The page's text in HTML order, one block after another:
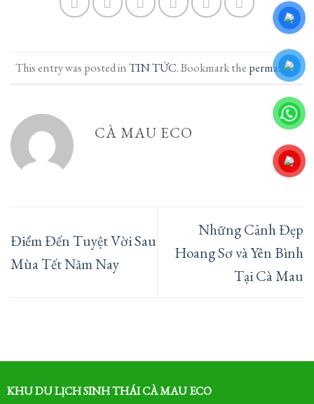
This entry was posted inTIN TỨC. Bookmark the permalink
CÀ MAU ECO
Điểm Đến Tuyệt Vời Sau
Mùa Tết Năm Nay
Những Cảnh Đẹp
Hoang Sơ và Yên Bình
Tại Cà Mau
KHU DU LỊCH SINH THÁI CÀ MAU ECO